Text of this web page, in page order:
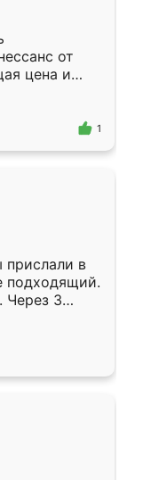
от
цена и
Приехавший
1
прислали в
подходящий.
Через 3
Остались